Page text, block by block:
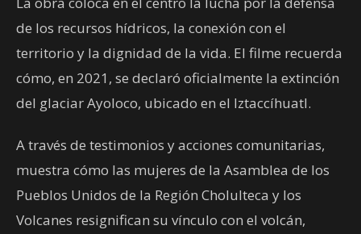
de los recursos hídricos, la conexión con el
territorio y la dignidad de la vida. El filme recuerda
cómo, en 2021, se declaró oficialmente la extinción
del glaciar Ayoloco, ubicado en el Iztaccíhuatl.
A través de testimonios y acciones comunitarias,
muestra cómo las mujeres de la Asamblea de los
Pueblos Unidos de la Región Cholulteca y los
Volcanes resignifican su vínculo con el volcán,